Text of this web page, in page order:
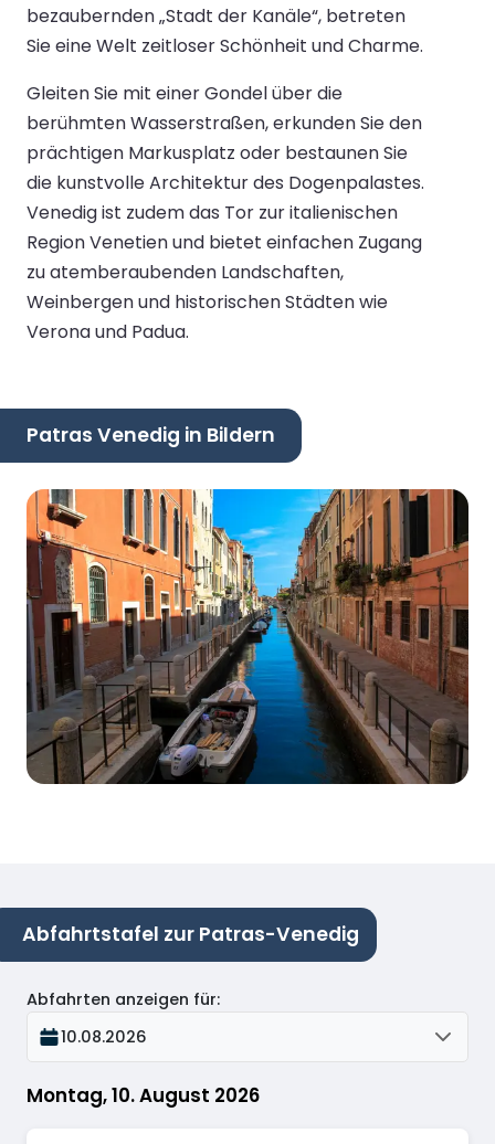
bezaubernden „Stadt der Kanäle“, betreten
Sie eine Welt zeitloser Schönheit und Charme.
Gleiten Sie mit einer Gondel über die
berühmten Wasserstraßen, erkunden Sie den
prächtigen Markusplatz oder bestaunen Sie
die kunstvolle Architektur des Dogenpalastes.
Venedig ist zudem das Tor zur italienischen
Region Venetien und bietet einfachen Zugang
zu atemberaubenden Landschaften,
Weinbergen und historischen Städten wie
Verona und Padua.
Patras Venedig in Bildern
Abfahrtstafel zur Patras-Venedig
Montag, 10. August 2026
Abfahrten anzeigen für:
10.08.2026